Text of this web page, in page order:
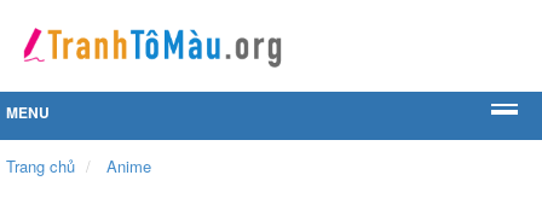
MENU
Trang chủ Anime